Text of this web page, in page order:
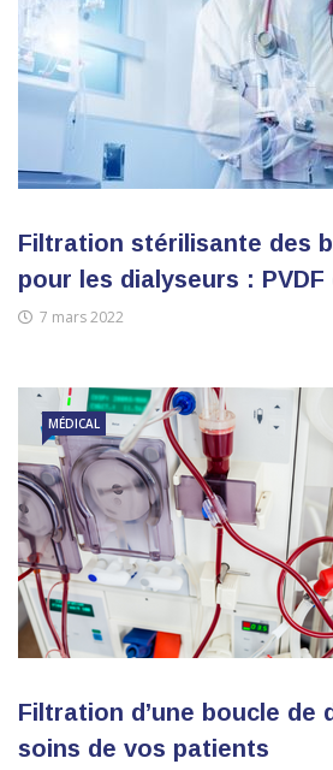
Filtration stérilisante des
pour les dialyseurs : PVDF
7 mars 2022
Filtration d’une boucle de
soins de vos patients
MÉDICAL